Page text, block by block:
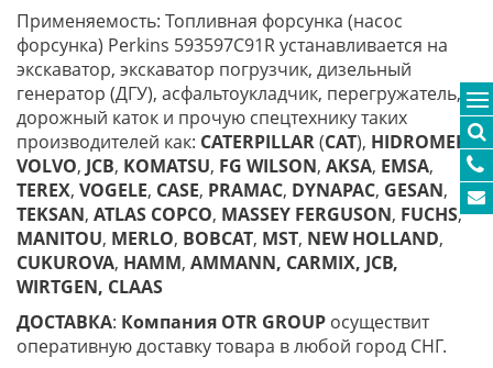
Применяемость: Топливная форсунка (насос
форсунка) Perkins 593597C91R устанавливается на
экскаватор, экскаватор погрузчик, дизельный
генератор (ДГУ), асфальтоукладчик, перегружатель,
дорожный каток и прочую спецтехнику таких
производителей как: CATERPILLAR(CAT), HIDROMEK,
VOLVO, JCB, KOMATSU, FG WILSON, AKSA, EMSA,
TEREX, VOGELE, CASE, PRAMAC, DYNAPAC, GESAN,
TEKSAN, ATLAS COPCO, MASSEY FERGUSON, FUCHS,
MANITOU, MERLO, BOBCAT, MST, NEWHOLLAND,
CUKUROVA, HAMM, AMMANN, CARMIX, JCB,
WIRTGEN, CLAAS
ДОСТАВКА: Компания OTR GROUP осуществит
оперативную доставку товара в любой город СНГ.